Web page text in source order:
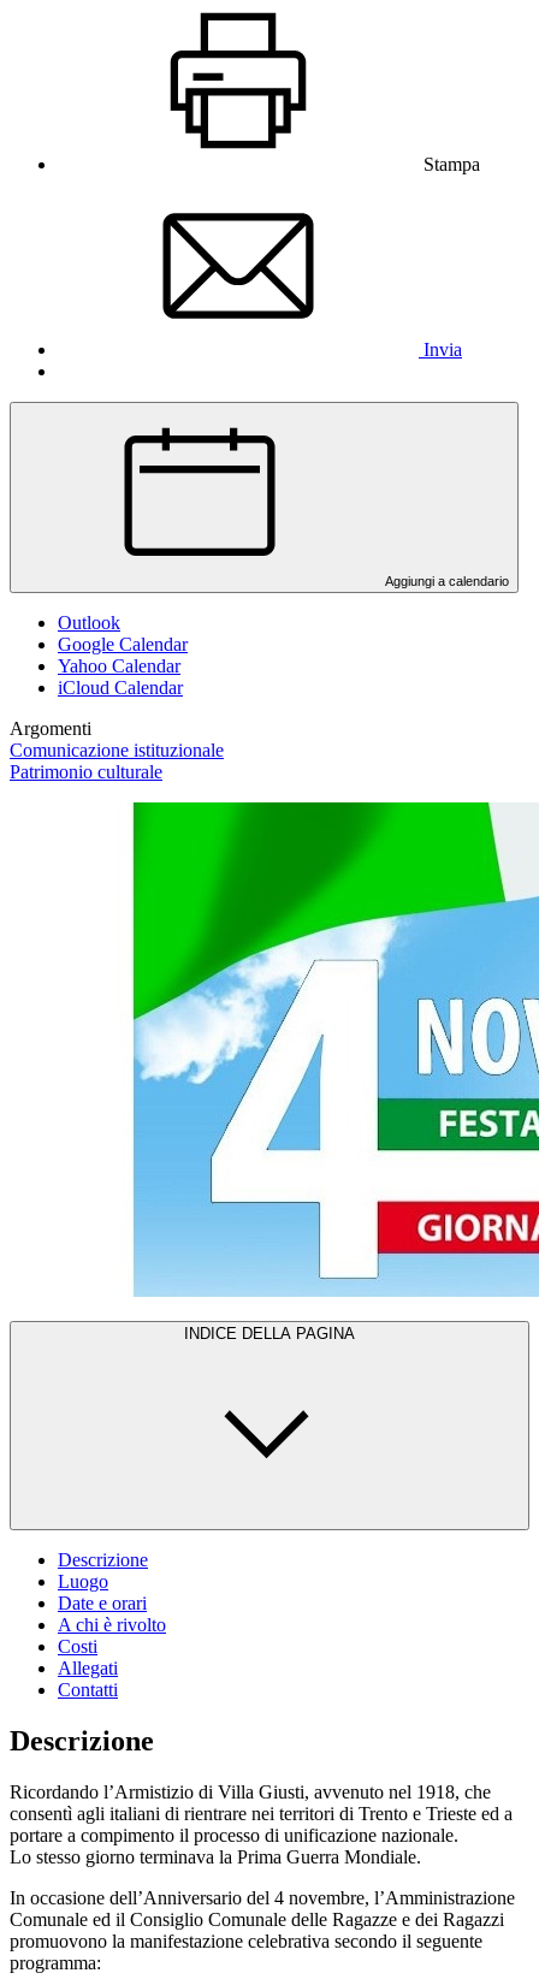
Stampa
Invia
Aggiungi a calendario
Outlook
Google Calendar
Yahoo Calendar
iCloud Calendar
Argomenti
Comunicazione istituzionale
Patrimonio culturale
INDICE DELLA PAGINA
Descrizione
Luogo
Date e orari
A chi è rivolto
Costi
Allegati
Contatti
Descrizione
Ricordando l’Armistizio di Villa Giusti, avvenuto nel 1918, che
consentì agli italiani di rientrare nei territori di Trento e Trieste ed a
portare a compimento il processo di unificazione nazionale.
Lo stesso giorno terminava la Prima Guerra Mondiale.
In occasione dell’Anniversario del 4 novembre, l’Amministrazione
Comunale ed il Consiglio Comunale delle Ragazze e dei Ragazzi
promuovono la manifestazione celebrativa secondo il seguente
programma: